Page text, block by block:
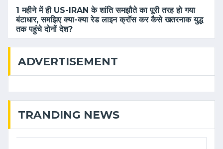
1 महीने में ही US-IRAN के शांति समझौते का पूरी तरह हो गया
बंटाधार, समझिए क्या-क्या रेड लाइन क्रॉस कर कैसे खतरनाक युद्ध
तक पहुंचे दोनों देश?
ADVERTISEMENT
TRANDING NEWS